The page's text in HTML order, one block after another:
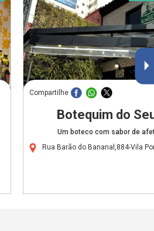
Compartilhe
Botequim do
Um boteco com sabor de
Rua Barão do Bananal,884-Vila